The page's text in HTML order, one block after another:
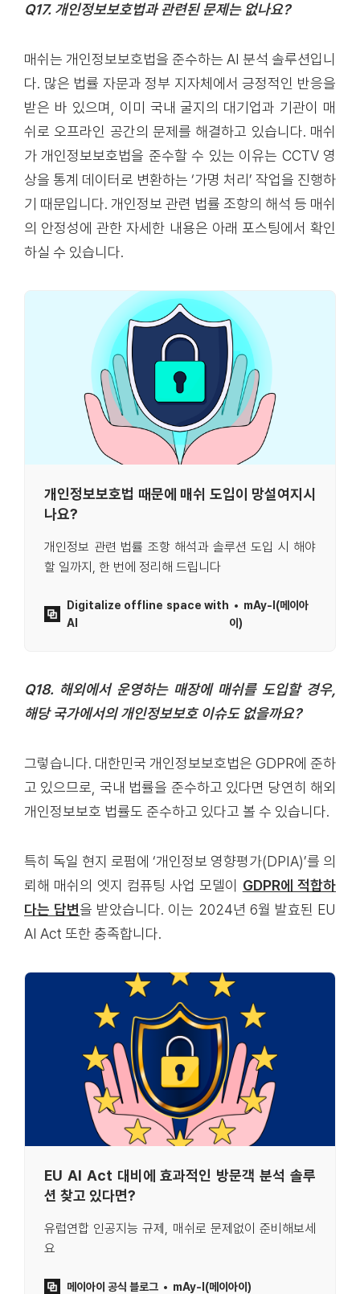
Q17. 개인정보보호법과 관련된 문제는 없나요?
매쉬는 개인정보보호법을 준수하는 AI 분석 솔루션입니
다. 많은 법률 자문과 정부 지자체에서 긍정적인 반응을
받은 바 있으며, 이미 국내 굴지의 대기업과 기관이 매
쉬로 오프라인 공간의 문제를 해결하고 있습니다. 매쉬
가 개인정보보호법을 준수할 수 있는 이유는 CCTV 영
상을 통계 데이터로 변환하는 ‘가명 처리’ 작업을 진행하
기 때문입니다. 개인정보 관련 법률 조항의 해석 등 매쉬
의 안정성에 관한 자세한 내용은 아래 포스팅에서 확인
하실 수 있습니다.
개인정보보호법 때문에 매쉬 도입이 망설여지시
나요?
개인정보 관련 법률 조항 해석과 솔루션 도입 시 해야
할 일까지, 한 번에 정리해 드립니다
Digitalize offline space with
AI
mAy-I(메이아
이)
Q18. 해외에서 운영하는 매장에 매쉬를 도입할 경우,
해당 국가에서의 개인정보보호 이슈도 없을까요?
그렇습니다. 대한민국 개인정보보호법은 GDPR에 준하
고 있으므로, 국내 법률을 준수하고 있다면 당연히 해외
개인정보보호 법률도 준수하고 있다고 볼 수 있습니다.
특히 독일 현지 로펌에 ‘개인정보 영향평가(DPIA)’를 의
뢰해 매쉬의 엣지 컴퓨팅 사업 모델이 GDPR에 적합하
다는 답변을 받았습니다. 이는 2024년 6월 발효된 EU
AI Act 또한 충족합니다.
EU AI Act 대비에 효과적인 방문객 분석 솔루
션 찾고 있다면?
유럽연합 인공지능 규제, 매쉬로 문제없이 준비해보세
요
메이아이 공식 블로그 mAy-I(메이아이)